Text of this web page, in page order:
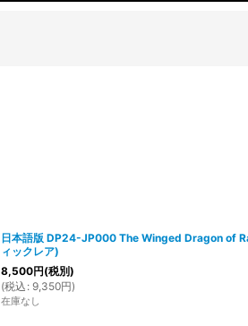
日本語版 DP24-JP000 The Winged Dragon of
ィックレア)
8,500円(税別)
(税込 : 9,350円)
在庫なし